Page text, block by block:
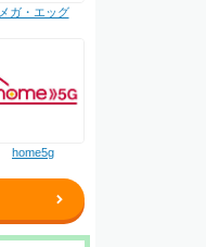
メガ・エッグ
home5g